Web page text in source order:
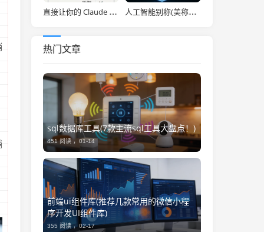
直接让你的 Claude Code 效率拉满，Anthropic 官方神级插件开源了！ 人工智能别称(美称中国一人工智能企业违反美出口管制 外交部：中方已多次表明原则立场)
热门文章
sql数据库工具(7款主流sql工具大盘点！)
451 阅读 ，01-14
前端ui组件库(推荐几款常用的微信小程
序开发UI组件库)
355 阅读 ，02-17